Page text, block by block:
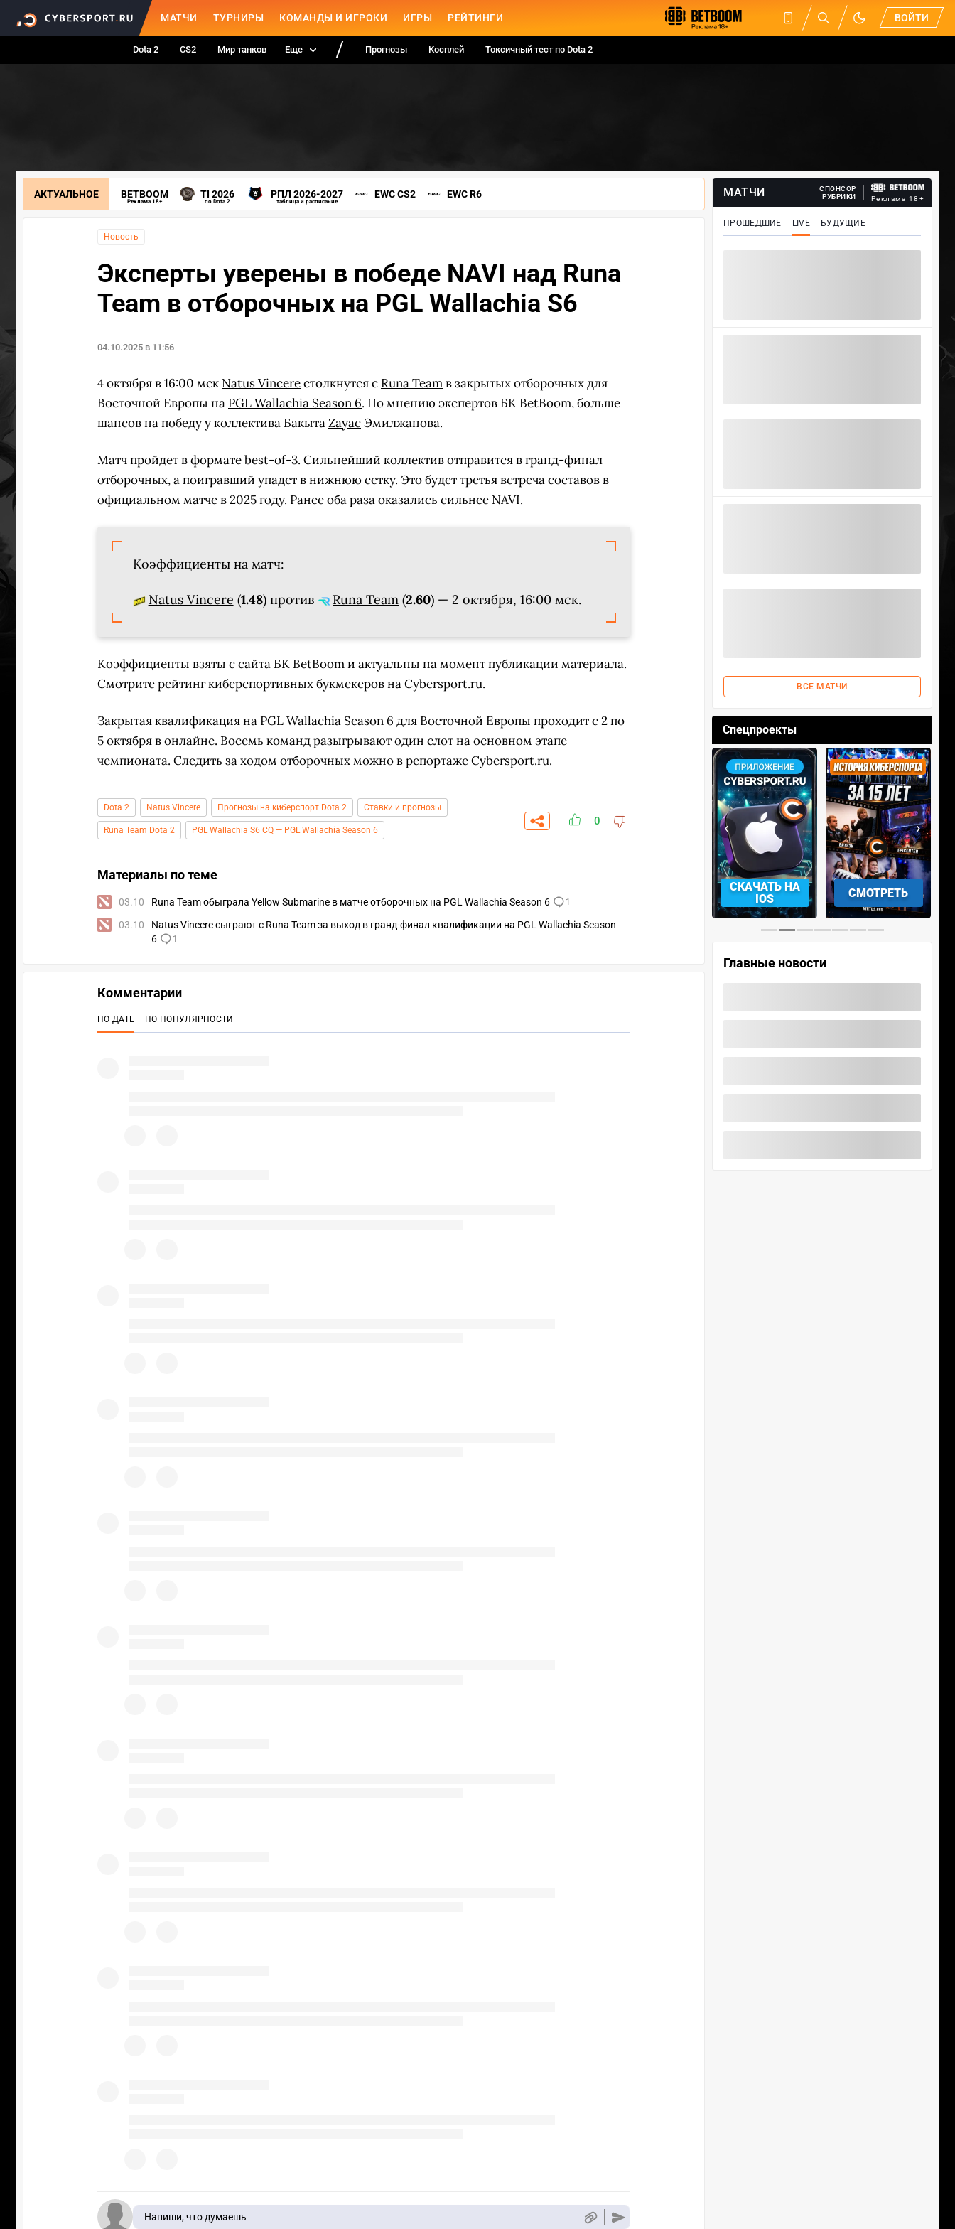
МАТЧИ ТУРНИРЫ КОМАНДЫ И ИГРОКИ ИГРЫ РЕЙТИНГИ ВОЙТИ
Dota 2 CS2 Мир танков Еще Прогнозы Косплей Токсичный тест по Dota 2
АКТУАЛЬНОЕ BETBOOM
Реклама 18+
TI 2026
по Dota 2
РПЛ 2026-2027
таблица и расписание
EWC CS2 EWC R6
Новость
Эксперты уверены в победе NAVI над Runa
Team в отборочных на PGL Wallachia S6
04.10.2025 в 11:56
4 октября в 16:00 мск Natus Vincereстолкнутся с Runa Teamв закрытых отборочных для
Восточной Европы на PGL Wallachia Season 6. По мнению экспертов БК BetBoom, больше
шансов на победу у коллектива БакытаZayacЭмилжанова.
Матч пройдет в формате best-of-3. Сильнейший коллектив отправится в гранд-финал
отборочных, а поигравший упадет в нижнюю сетку. Это будет третья встреча составов в
официальном матче в 2025 году. Ранее оба раза оказались сильнее NAVI.
Коэффициенты на матч:
Natus Vincere (1.48) против Runa Team (2.60) — 2 октября, 16:00 мск.
Коэффициенты взяты с сайта БК BetBoom и актуальны на момент публикации материала.
Смотритерейтинг киберспортивных букмекеровнаCybersport.ru.
Закрытая квалификация на PGL Wallachia Season 6 для Восточной Европы проходит с 2 по
5 октября в онлайне. Восемь команд разыгрывают один слот на основном этапе
чемпионата. Следить за ходом отборочных можнов репортаже Cybersport.ru.
Dota 2 Natus Vincere Прогнозы на киберспорт Dota 2 Ставки и прогнозы
Runa Team Dota 2 PGL Wallachia S6 CQ — PGL Wallachia Season 6
0
Материалы по теме
03.10 Runa Team обыграла Yellow Submarine в матче отборочных на PGL Wallachia Season 6 1
03.10
Natus Vincere сыграют с Runa Team за выход в гранд-финал квалификации на PGL Wallachia Season
6
1
МАТЧИ
СПОНСОР
РУБРИКИ
Реклама 18+
ПРОШЕДШИЕ LIVE БУДУЩИЕ
ВСЕ МАТЧИ
Спецпроекты
ANDROID
СМОТРЕТЬ УЧАСТВОВАТЬ
‹ ›
Главные новости
Комментарии
ПО ДАТЕ ПО ПОПУЛЯРНОСТИ
Напиши, что думаешь